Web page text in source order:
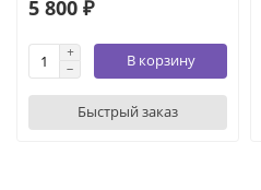
5 800 ₽
В корзину
Быстрый заказ